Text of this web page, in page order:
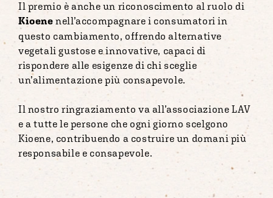
Il premio è anche un riconoscimento al ruolo di
Kioene nell’accompagnare i consumatori in
questo cambiamento, offrendo alternative
vegetali gustose e innovative, capaci di
rispondere alle esigenze di chi sceglie
un’alimentazione più consapevole.
Il nostro ringraziamento va all’associazione LAV
e a tutte le persone che ogni giorno scelgono
Kioene, contribuendo a costruire un domani più
responsabile e consapevole.